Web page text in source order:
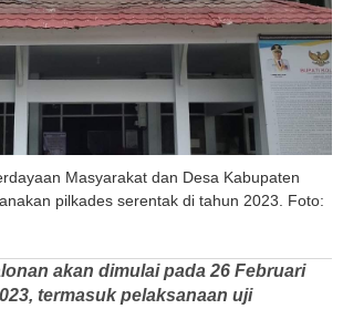
Masyarakat dan Desa Kabupaten
pilkades serentak di tahun 2023. Foto:
akan dimulai pada 26 Februari
termasuk pelaksanaan uji